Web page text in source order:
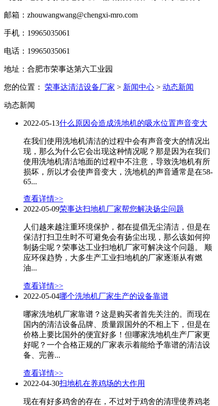
邮箱：zhouwangwang@chengxi-mro.com
手机：19965035061
电话：19965035061
地址：合肥市荣事达第六工业园
您的位置： 荣事达清洁设备厂家 > 新闻中心 > 动态新闻
动态新闻
2022-05-13什么原因会造成洗地机的吸水位置声音变大
在我们使用洗地机清洁的过程中会有声音变大的情况出
现，那么为什么它会出现这种情况呢？那是因为在我们
使用洗地机清洁地面的过程中不注意，导致洗地机有所
损坏，所以才会使声音变大，洗地机的声音通常是在58-
65...
查看详情>>
2022-05-09荣事达扫地机厂家帮您解决扬尘问题
人们越来越注重环境保护，都在提倡无尘清洁，但是在
保洁打扫卫生时不可避免会有扬尘出现，那么该如何抑
制扬尘呢？荣事达工业扫地机厂家可解决这个问题。 顺
应环保趋势，大多生产工业扫地机的厂家逐渐从有燃
油...
查看详情>>
2022-05-04哪个洗地机厂家生产的设备靠谱
哪家洗地机厂家靠谱？这是购买者首先关注的。而现在
国内的清洁设备品牌、质量跟国外的不相上下，但是在
价格上要比国外的便宜好多！但哪家洗地机生产厂家更
好呢？一个合格正规的厂家表示着能给予靠谱的清洁设
备、完善...
查看详情>>
2022-04-30扫地机在养鸡场的大作用
现在有好多鸡舍的存在，不过对于鸡舍的清理使养鸡老